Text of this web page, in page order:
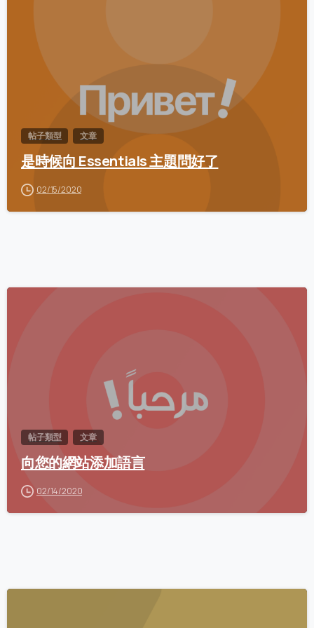
帖子類型 文章
是時候向 Essentials 主題問好了
02/15/2020
帖子類型 文章
向您的網站添加語言
02/14/2020